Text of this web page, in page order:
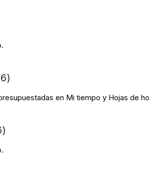
en Mi tiempo y Hojas de